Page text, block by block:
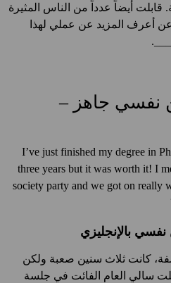
أيضاً عدداً من الناس المثيرة
أعرف المزيد عن عملي لهذا
نفسي جاهز –
I’ve just finished my degree in
three years but it was worth it! I
society party and we got on
بالإنجليزي
كانت ثلاث سنين صعبة ولكن
سالي العام الفائت في جلسة